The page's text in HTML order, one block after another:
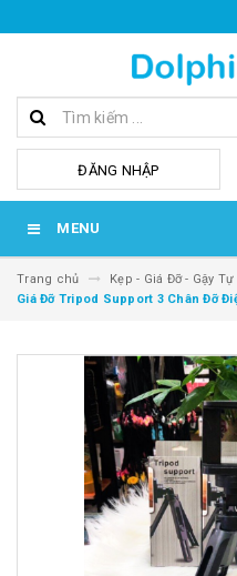
ĐĂNG NHẬP
MENU
Trang chủ
Kẹp - Giá Đỡ - Gậy
Giá Đỡ Tripod Support 3 Chân Đỡ